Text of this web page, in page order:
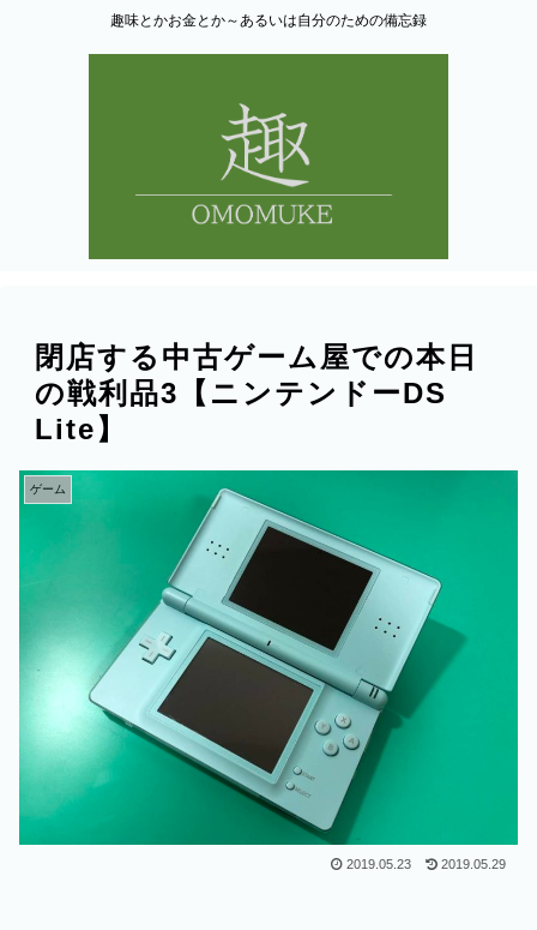
趣味とかお金とか～あるいは自分のための備忘録
閉店する中古ゲーム屋での本日
の戦利品3【ニンテンドーDS
Lite】
ゲーム
2019.05.23 2019.05.29